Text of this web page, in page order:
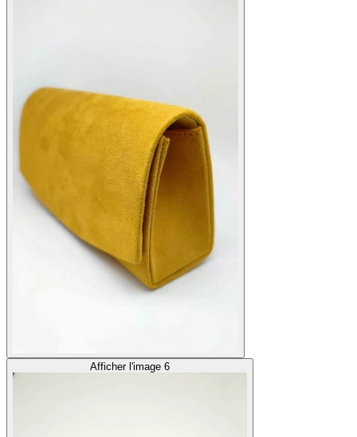
Afficher l'image 6